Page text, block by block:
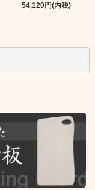
54,120円(内税)